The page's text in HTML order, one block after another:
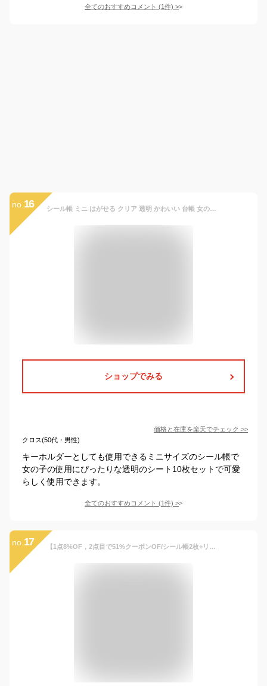
全てのおすすめコメント (1件) >
no. 16 シール帳 ミニ はがせる クリア 透明 かわいい 台帳 女の子 シール手帳 大人 (透明, シート10枚)
ショップでみる
価格と在庫を楽天でチェック >>
クロス(50代・男性)
キーホルダーとしても使用できるミニサイズのシール帳で
女の子の使用にぴったりな透明のシート10枚セットで可愛
らしく使用できます。
全てのおすすめコメント (1件) >
no. 17 【1点8%OF，2点目で51%クーポンOF/シール帳2枚+リフィル40枚+シール1枚】】透明シール帳 バインダー シールシステム手帳 クリア手帳 A7サイズ 透明バインダー 6穴リング 台紙 小学生 DIYデコ カスタマイズ手帳 ミニ手帳 コンパクト手帳 スケジュール帳 シール帳 PVCカバー